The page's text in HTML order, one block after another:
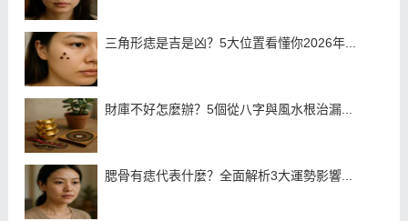
三角形痣是吉是凶？5大位置看懂你2026年...
財庫不好怎麼辦？5個從八字與風水根治漏...
腮骨有痣代表什麼？全面解析3大運勢影響...